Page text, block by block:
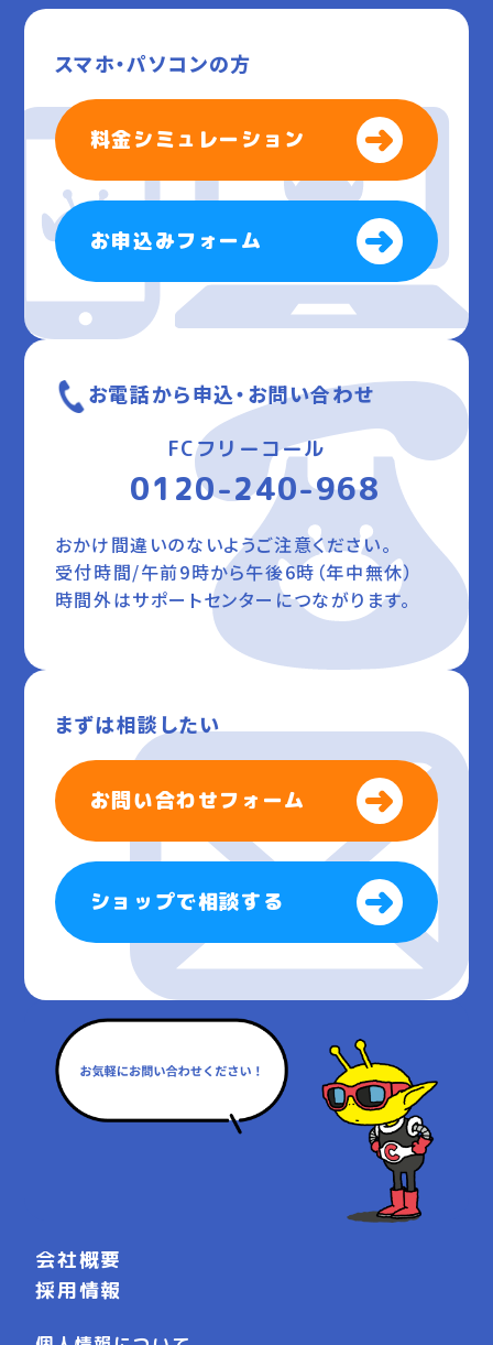
スマホ・パソコンの方
料金シミュレーション
お申込みフォーム
お電話から申込・お問い合わせ
FCフリーコール
0120-240-968
おかけ間違いのないようご注意ください。
受付時間/午前9時から午後6時（年中無休）
時間外はサポートセンターにつながります。
まずは相談したい
お問い合わせフォーム
ショップで相談する
会社概要
採用情報